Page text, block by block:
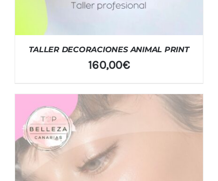
TALLER DECORACIONES ANIMAL PRINT
160,00€